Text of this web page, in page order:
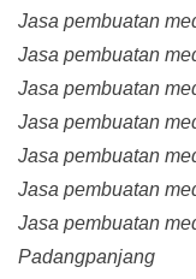
Jasa pembuatan
Jasa pembuatan
Jasa pembuatan
Jasa pembuatan
Jasa pembuatan
Jasa pembuatan
Jasa pembuatan
Padangpanjang